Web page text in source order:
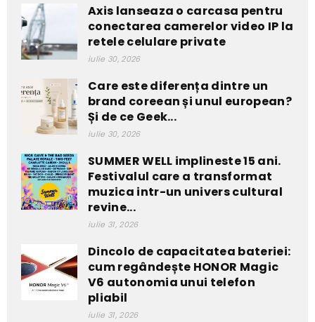
Axis lanseaza o carcasa pentru
conectarea camerelor video IP la
retele celulare private
iulie 30, 2026
Care este diferența dintre un
brand coreean și unul european?
Și de ce Geek...
iulie 30, 2026
SUMMER WELL implineste 15 ani.
Festivalul care a transformat
muzica intr-un univers cultural
revine...
iulie 31, 2026
Dincolo de capacitatea bateriei:
cum regândește HONOR Magic
V6 autonomia unui telefon
pliabil
iulie 31, 2026